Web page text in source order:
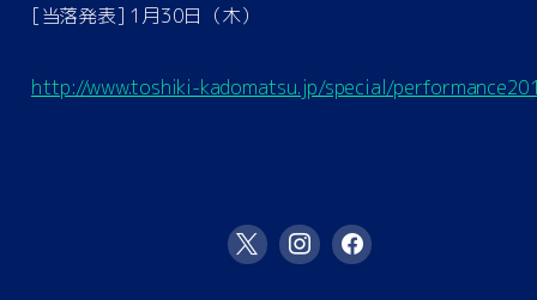
[当落発表] 1月30日（木）
http://www.toshiki-kadomatsu.jp/special/